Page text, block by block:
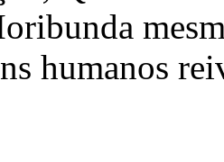
humanos